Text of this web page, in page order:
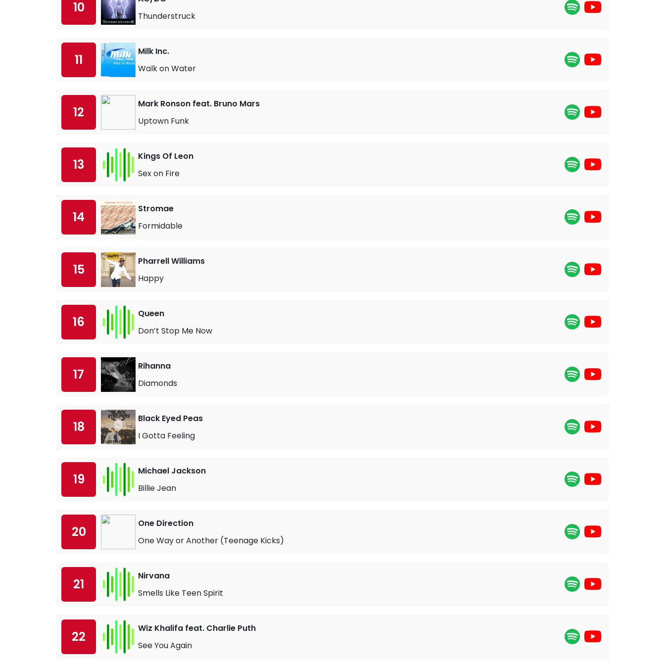
10
Thunderstruck
11
Milk Inc.
Walk on Water
12
Mark Ronson feat. Bruno Mars
Uptown Funk
13
Kings Of Leon
Sex on Fire
14
Stromae
Formidable
15
Pharrell Williams
Happy
16
Queen
Don’t Stop Me Now
17
Rihanna
Diamonds
18
Black Eyed Peas
I Gotta Feeling
19
Michael Jackson
Billie Jean
20
One Direction
One Way or Another (Teenage Kicks)
21
Nirvana
Smells Like Teen Spirit
22
Wiz Khalifa feat. Charlie Puth
See You Again